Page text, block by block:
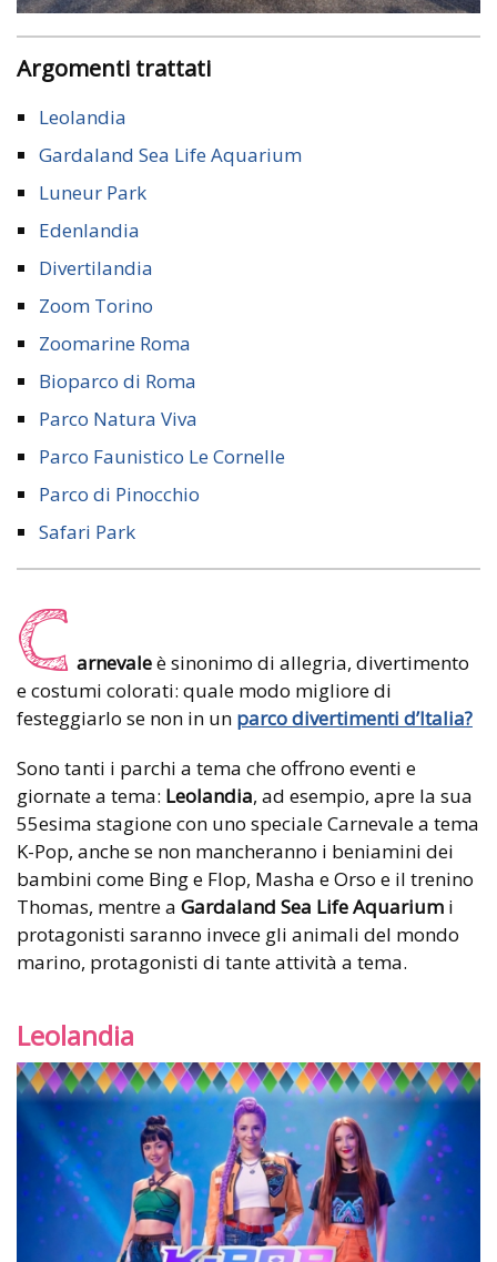
Argomenti trattati
Leolandia
Gardaland Sea Life Aquarium
Luneur Park
Edenlandia
Divertilandia
Zoom Torino
Zoomarine Roma
Bioparco di Roma
Parco Natura Viva
Parco Faunistico Le Cornelle
Parco di Pinocchio
Safari Park
C arnevaleè sinonimo di allegria, divertimento
e costumi colorati: quale modo migliore di
festeggiarlo se non in un parco divertimenti d’Italia?
Sono tanti i parchi a tema che offrono eventi e
giornate a tema: Leolandia, ad esempio, apre la sua
55esima stagione con uno speciale Carnevale a tema
K-Pop, anche se non mancheranno i beniamini dei
bambini come Bing e Flop, Masha e Orso e il trenino
Thomas, mentre a Gardaland Sea Life Aquarium i
protagonisti saranno invece gli animali del mondo
marino, protagonisti di tante attività a tema.
Leolandia